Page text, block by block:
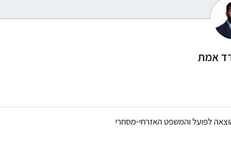
אמת
לפועל והמשפט האזרחי-מסחרי